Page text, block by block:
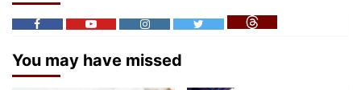
You may have missed